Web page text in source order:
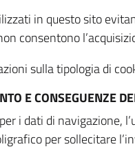
in questo sito
consentono
sulla tipologia di
E CONSEGUENZE
i dati di navigazione,
per sollecitare